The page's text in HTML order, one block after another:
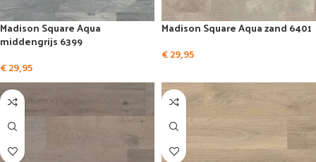
Madison Square Aqua
middengrijs 6399
€29,95
Madison Square Aqua zand 6401
€29,95